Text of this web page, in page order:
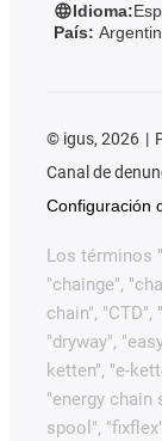
Idioma:
País:
© igus, 2026
Canal de
Configuración
Los términos
"chainge",
chain", "CTD",
"dryway",
ketten", "e-
"energy chain
spool",